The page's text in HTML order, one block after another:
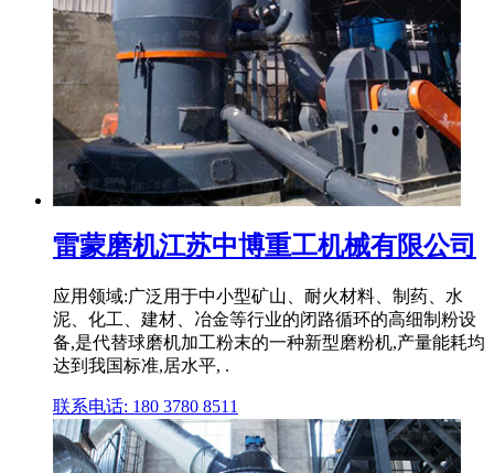
雷蒙磨机江苏中博重工机械有限公司
应用领域:广泛用于中小型矿山、耐火材料、制药、水
泥、化工、建材、冶金等行业的闭路循环的高细制粉设
备,是代替球磨机加工粉末的一种新型磨粉机,产量能耗均
达到我国标准,居水平, .
联系电话: 180 3780 8511